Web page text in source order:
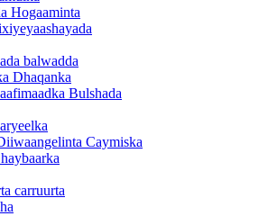
Hogaaminta
balwadda
Dhaqanka
Bulshada
Caymiska
carruurta